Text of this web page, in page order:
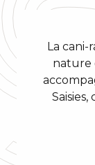
La
nature